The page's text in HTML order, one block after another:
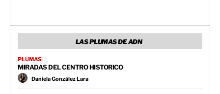
LAS PLUMAS DE ADN
PLUMAS
MIRADAS DEL CENTRO HISTORICO
Daniela González Lara